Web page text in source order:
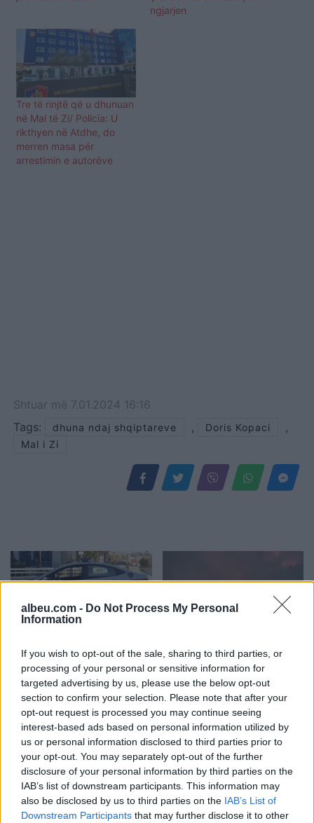
albeu.com - Do Not Process My Personal
Information
If you wish to opt-out of the sale, sharing to third parties, or
processing of your personal or sensitive information for
targeted advertising by us, please use the below opt-out
section to confirm your selection. Please note that after your
opt-out request is processed you may continue seeing
interest-based ads based on personal information utilized by
us or personal information disclosed to third parties prior to
your opt-out. You may separately opt-out of the further
disclosure of your personal information by third parties on the
IAB’s list of downstream participants. This information may
also be disclosed by us to third parties on the IAB’s List of
Downstream Participants that may further disclose it to other
ngjarjen
Tre të rinjtë që u dhunuan
në Mal të Zi/ Policia: U
rikthyen në Atdhe, do
merren masa për
arrestimin e autorëve
Shtuar më 7.01.2024 16:16
Tags:
dhuna ndaj shqiptareve , Doris Kopaci ,
Mal i Zi
Pas dy vitesh në kërkim
për dosjen e inceneratorit
të Tiranës, arrestohet
Renardo Nallbani në
Palasë
Arrestohet 73-vjeçari në
Krujë, ndezi zjarr për të
djegur barin dhe flakët u
përhapën drejt malit
Zjarri në Krujë përhapet
Arrestohet pranë banesës